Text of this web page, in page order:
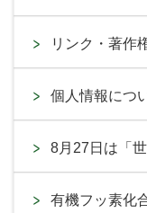
リンク・著作
個人情報につ
8月27日は「
有機フッ素化